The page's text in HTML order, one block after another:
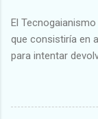
El
que consistiría en
para intentar